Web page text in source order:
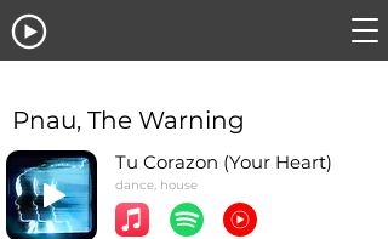
Pnau, The Warning
Tu Corazon (Your Heart)
dance, house